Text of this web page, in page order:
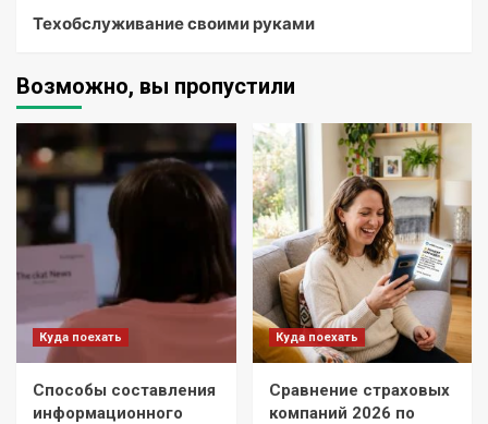
Техобслуживание своими руками
Возможно, вы пропустили
Куда поехать
Способы составления
информационного
Куда поехать
Сравнение страховых
компаний 2026 по